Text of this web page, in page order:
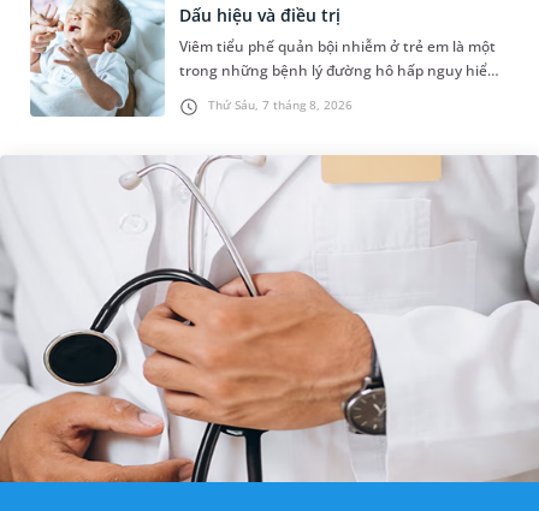
Thứ Sáu, 7 tháng 8, 2026
Dấu hiệu và điều trị
Viêm tiểu phế quản bội nhiễm ở trẻ em là một
trong những bệnh lý đường hô hấp nguy hiểm,
thường bùng phát vào thời điểm giao mùa. Khi
những tổn thương ban đầ...